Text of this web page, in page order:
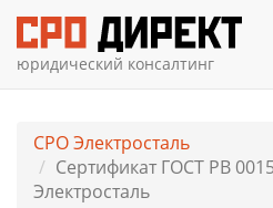
юридический консалтинг
СРО Электросталь
Сертификат ГОСТ РВ
Электросталь